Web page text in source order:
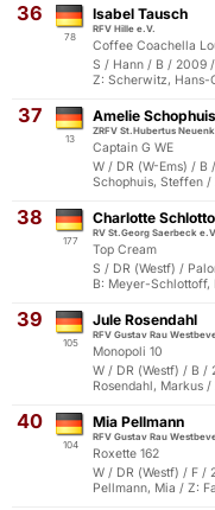
36
78
Isabel Tausch
RFV Hille e.V.
Coffee Coachella
S / Hann / B / 2009
Z: Scherwitz, Hans-
37
13
Amelie Schophuis
ZRFV St.Hubertus
Captain G WE
W / DR (W-Ems) / B
Schophuis, Steffen /
38
177
Charlotte
RV St.Georg Saerbeck
Top Cream
S / DR (Westf) /
B: Meyer-Schlottoff,
39
105
Jule Rosendahl
RFV Gustav Rau
Monopoli 10
W / DR (Westf) / B /
Rosendahl, Markus
40
104
Mia Pellmann
RFV Gustav Rau
Roxette 162
W / DR (Westf) / F /
Pellmann, Mia / Z: